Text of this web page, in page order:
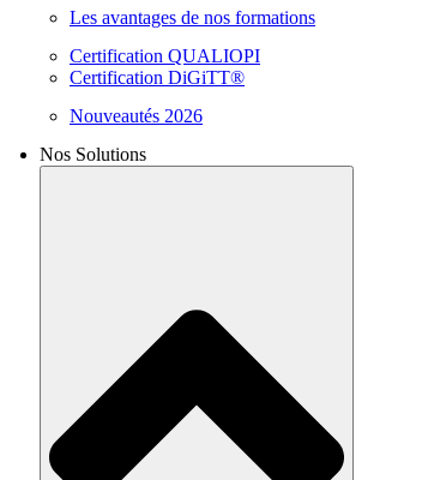
Les avantages de nos formations
Certification QUALIOPI
Certification DiGiTT®
Nouveautés 2026
Nos Solutions